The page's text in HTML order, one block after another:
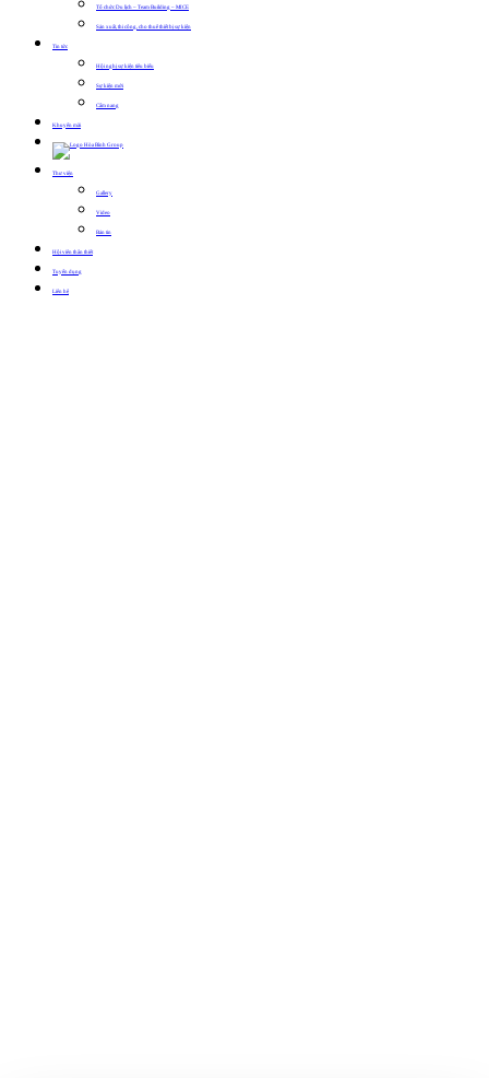
Tổ chức Du lịch – Team Building – MICE
Sản xuất, thi công, cho thuê thiết bị sự kiện
Tin tức
Hội nghị sự kiện tiêu biểu
Sự kiện mới
Cẩm nang
Khuyến mãi
Thư viện
Gallery
Video
Bản tin
Hội viên thân thiết
Tuyển dụng
Liên hệ